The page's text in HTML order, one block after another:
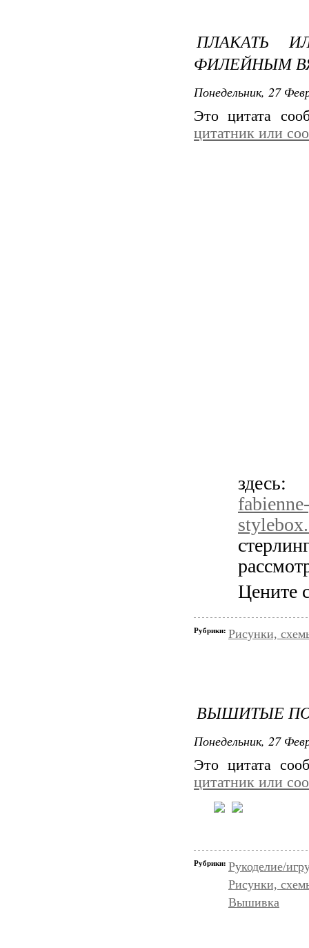
ПЛАКАТЬ
ФИЛЕЙНЫМ
Понедельник, 27
Это цитата
цитатник или
Цените
Рубрики: Рисунки,
ВЫШИТЫЕ
Понедельник, 27
Это цитата
цитатник или
Рубрики: Рукоделие/
Рисунки,
Вышивка